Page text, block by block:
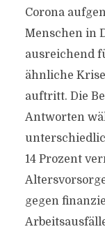
Corona
Menschen in
ausreichend
ähnliche
auftritt. Die
Antworten
14 Prozent
gegen